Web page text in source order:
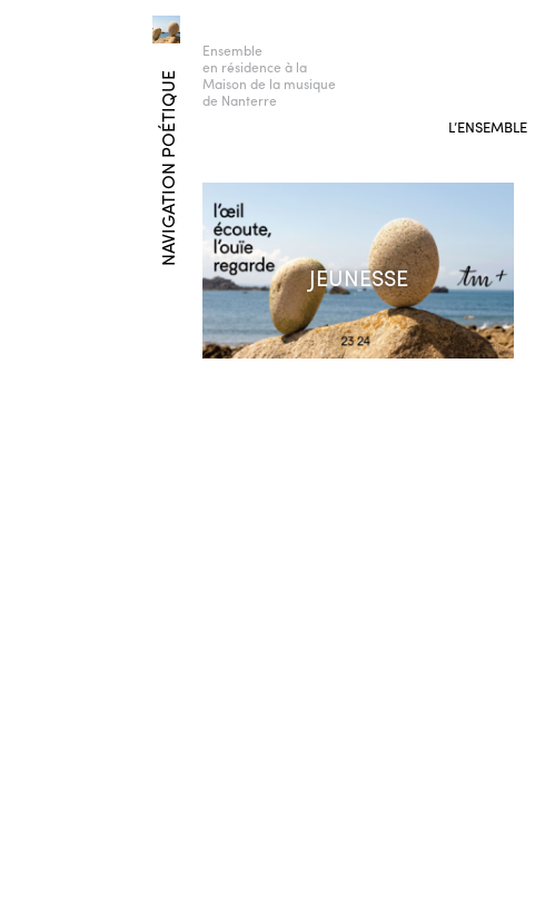
NAVIGATION POÉTIQUE
Ensemble
en résidence à la
Maison de la musique
de Nanterre
L’ENSEMBLE
JEUNESSE